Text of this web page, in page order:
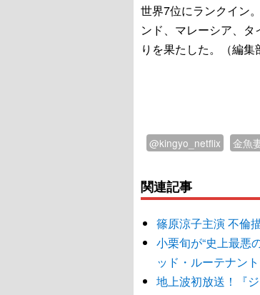
世界7位にランクイン
ンド、マレーシア、
りを果たした。（編集
@kingyo_netflix 金魚
関連記事
篠原涼子主演 不倫
小栗旬が“史上最
ッド・ルーテナン
地上波初放送！『